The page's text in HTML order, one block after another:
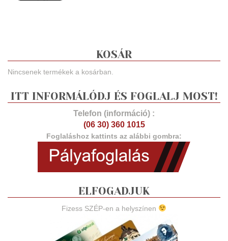
KOSÁR
Nincsenek termékek a kosárban.
ITT INFORMÁLÓDJ ÉS FOGLALJ MOST!
Telefon (információ) :
(06 30) 360 1015
Foglaláshoz kattints az alábbi gombra:
ELFOGADJUK
Fizess SZÉP-en a helyszínen